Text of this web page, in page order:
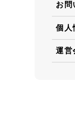
お問
個人
運営